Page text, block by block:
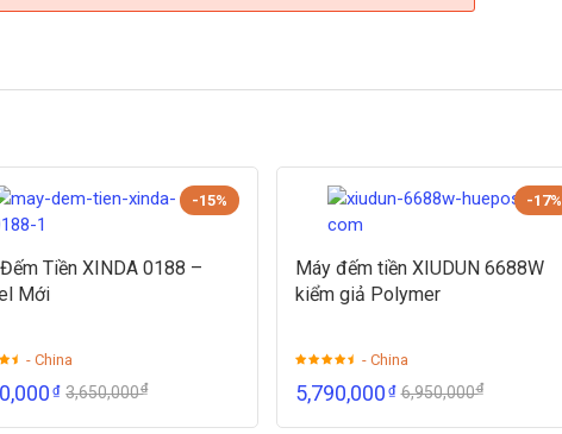
-15%
Tiền XINDA 0188 –
Mới
- China
₫ 3,650,000₫
-17%
Máy đếm tiền XIUDUN 6688W
kiểm giả Polymer
- China
5,790,000₫ 6,950,000₫